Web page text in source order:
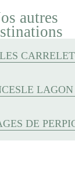
autres
LE LAGON
DE